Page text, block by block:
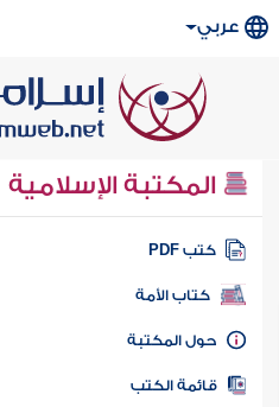
عربي
المكتبة الإسلامية
كتب PDF
كتاب الأمة
المكتبة